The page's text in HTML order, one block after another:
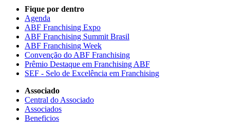
Fique por dentro
Agenda
ABF Franchising Expo
ABF Franchising Summit Brasil
ABF Franchising Week
Convenção do ABF Franchising
Prêmio Destaque em Franchising ABF
SEF - Selo de Excelência em Franchising
Associado
Central do Associado
Associados
Beneficios